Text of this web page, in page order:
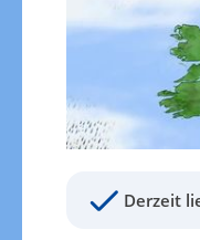
Derzeit